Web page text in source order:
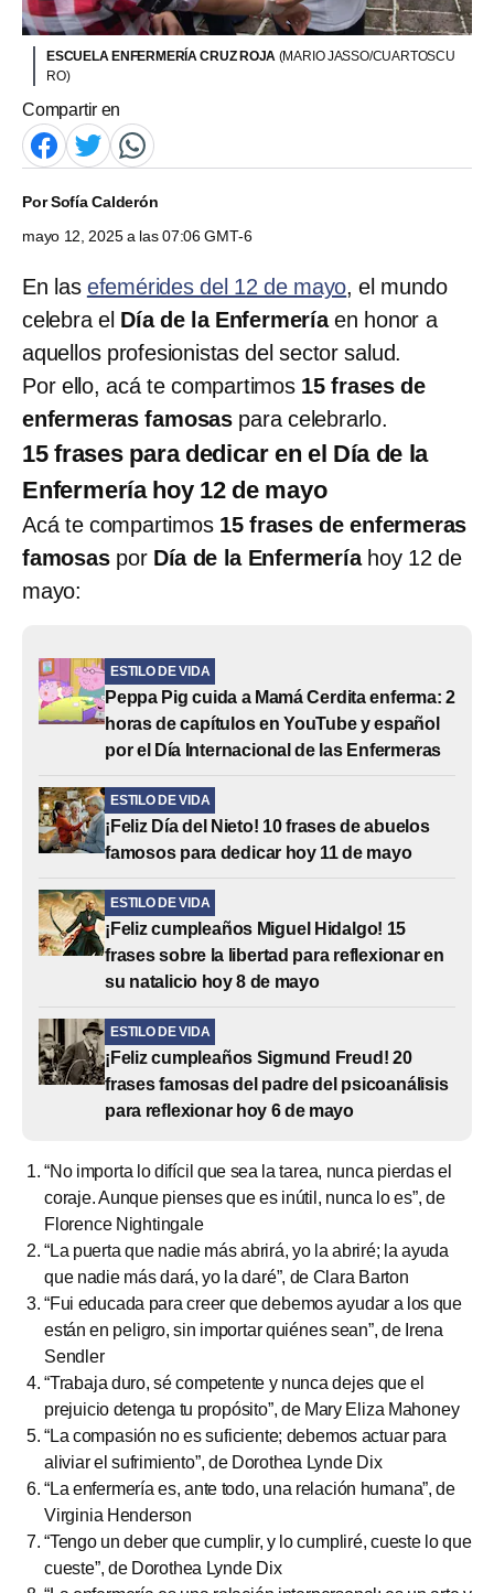
ESCUELA ENFERMERÍA CRUZ ROJA (MARIO JASSO/CUARTOSCU
RO)
Compartir en
PorSofía Calderón
mayo 12, 2025 a las 07:06 GMT-6
En las efemérides del 12 de mayo, el mundo
celebra el Día de la Enfermeríaen honor a
aquellos profesionistas del sector salud.
Por ello, acá te compartimos 15 frases de
enfermeras famosas para celebrarlo.
15 frases para dedicar en el Día de la
Enfermería hoy 12 de mayo
Acá te compartimos 15 frases de enfermeras
famosaspor Día de la Enfermeríahoy 12 de
mayo:
ESTILO DE VIDA
Peppa Pig cuida a Mamá Cerdita enferma: 2
horas de capítulos en YouTube y español
por el Día Internacional de las Enfermeras
ESTILO DE VIDA
¡Feliz Día del Nieto! 10 frases de abuelos
famosos para dedicar hoy 11 de mayo
ESTILO DE VIDA
¡Feliz cumpleaños Miguel Hidalgo! 15
frases sobre la libertad para reflexionar en
su natalicio hoy 8 de mayo
ESTILO DE VIDA
¡Feliz cumpleaños Sigmund Freud! 20
frases famosas del padre del psicoanálisis
para reflexionar hoy 6 de mayo
“No importa lo difícil que sea la tarea, nunca pierdas el
coraje. Aunque pienses que es inútil, nunca lo es”, de
Florence Nightingale
“La puerta que nadie más abrirá, yo la abriré; la ayuda
que nadie más dará, yo la daré”, de Clara Barton
“Fui educada para creer que debemos ayudar a los que
están en peligro, sin importar quiénes sean”, de Irena
Sendler
“Trabaja duro, sé competente y nunca dejes que el
prejuicio detenga tu propósito”, de Mary Eliza Mahoney
“La compasión no es suficiente; debemos actuar para
aliviar el sufrimiento”, de Dorothea Lynde Dix
“La enfermería es, ante todo, una relación humana”, de
Virginia Henderson
“Tengo un deber que cumplir, y lo cumpliré, cueste lo que
cueste”, de Dorothea Lynde Dix